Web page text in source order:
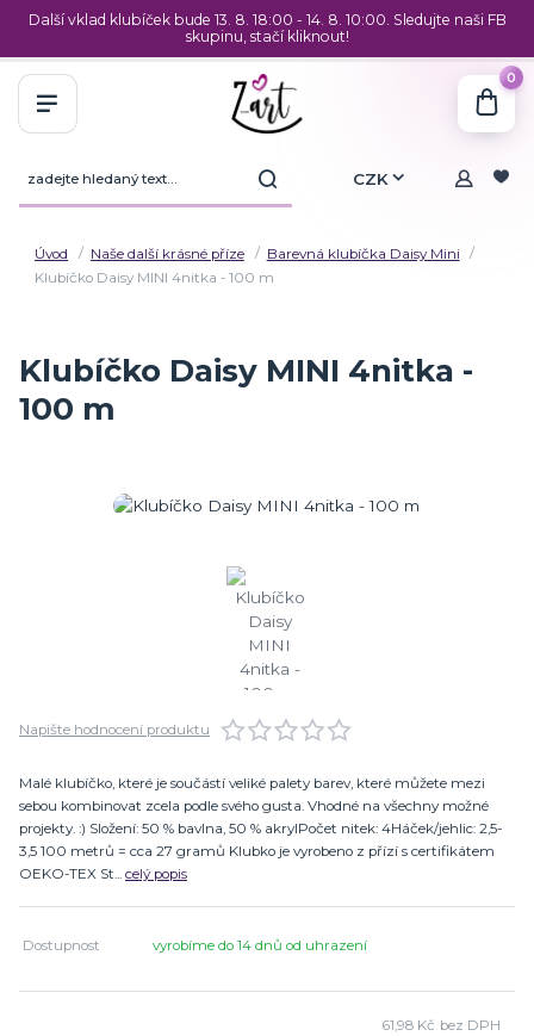
Další vklad klubíček bude 13. 8. 18:00 - 14. 8. 10:00. Sledujte naši FB
skupinu, stačí kliknout!
CZK
0
Úvod Naše další krásné příze
Barevná klubíčka Daisy Mini
Klubíčko Daisy MINI 4nitka - 100 m
Klubíčko Daisy MINI 4nitka -
100 m
Napište hodnocení produktu
Malé klubíčko, které je součástí veliké palety barev, které můžete mezi
sebou kombinovat zcela podle svého gusta. Vhodné na všechny možné
projekty. :) Složení: 50 % bavlna, 50 % akrylPočet nitek: 4Háček/jehlic: 2,5-
3,5 100 metrů = cca 27 gramů Klubko je vyrobeno z přízí s certifikátem
OEKO-TEX St... celý popis
Dostupnost vyrobíme do 14 dnů od uhrazení
61,98 Kč bez DPH